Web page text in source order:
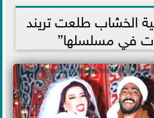
الخشاب طلعت تريند
في مسلسلها”